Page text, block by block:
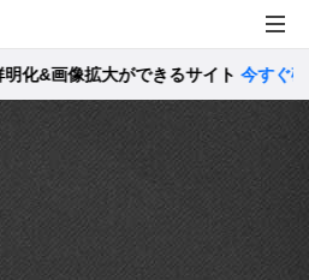
&画像拡大ができるサイト 今すぐ確